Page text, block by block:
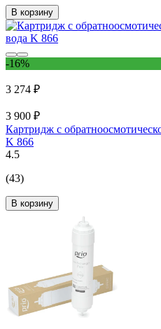
В корзину
-16%
3 274 ₽
3 900 ₽
Картридж с
K 866
4.5
(43)
В корзину